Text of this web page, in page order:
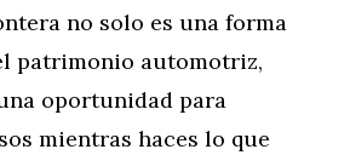
no solo es una forma
patrimonio automotriz,
oportunidad para
mientras haces lo que